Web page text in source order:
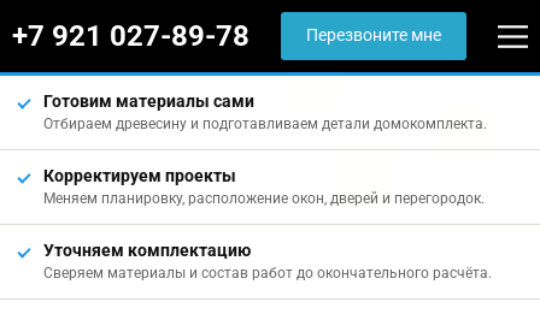
+7 921 027-89-78 Перезвоните мне
Готовим материалы сами
Отбираем древесину и подготавливаем детали домокомплекта.
Корректируем проекты
Меняем планировку, расположение окон, дверей и перегородок.
Уточняем комплектацию
Сверяем материалы и состав работ до окончательного расчёта.